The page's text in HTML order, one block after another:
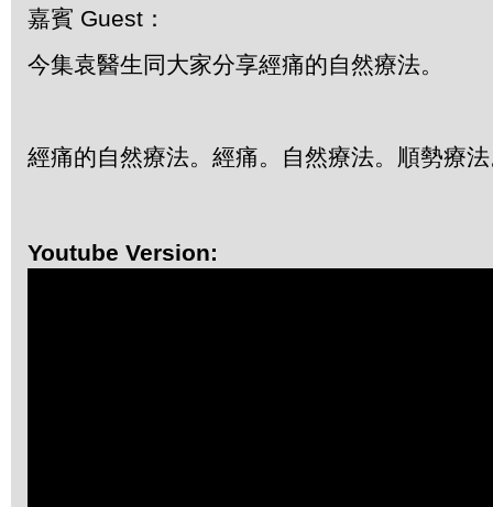
嘉賓 Guest：
今集袁醫生同大家分享經痛的自然療法。
經痛的自然療法。經痛。自然療法。順勢療
Youtube Version: